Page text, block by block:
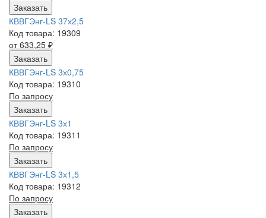
Заказать
КВВГЭнг-LS 37х2,5
Код товара: 19309
от 633,25 ₽
Заказать
КВВГЭнг-LS 3х0,75
Код товара: 19310
По запросу
Заказать
КВВГЭнг-LS 3х1
Код товара: 19311
По запросу
Заказать
КВВГЭнг-LS 3х1,5
Код товара: 19312
По запросу
Заказать